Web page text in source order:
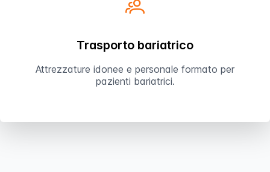
Trasporto bariatrico
Attrezzature idonee e personale formato per
pazienti bariatrici.